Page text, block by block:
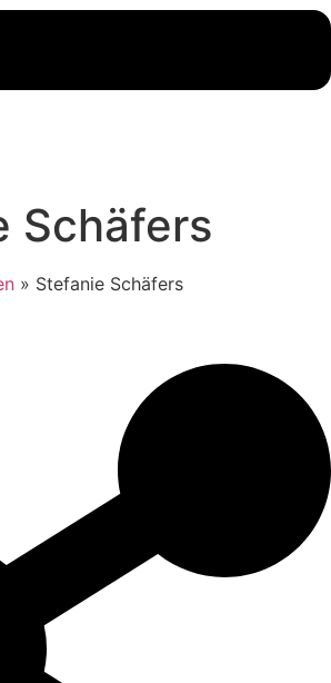
Schäfers
» Stefanie Schäfers